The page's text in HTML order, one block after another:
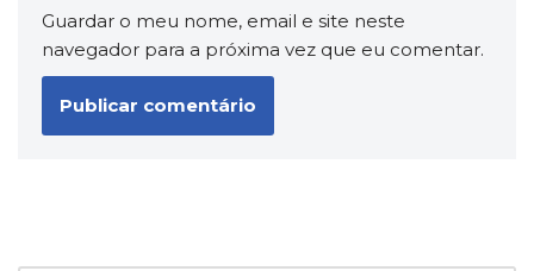
Guardar o meu nome, email e site neste
navegador para a próxima vez que eu comentar.